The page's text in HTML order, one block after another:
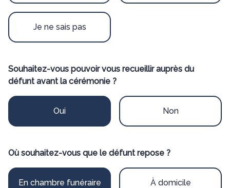
Je ne sais pas
Souhaitez-vous pouvoir vous recueillir auprès du
défunt avant la cérémonie ?
Oui Non
Où souhaitez-vous que le défunt repose ?
En chambre funéraire À domicile